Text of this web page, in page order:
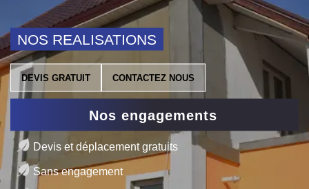
NOS REALISATIONS
DEVIS GRATUIT CONTACTEZ NOUS
Nos engagements
Devis et déplacement gratuits
Sans engagement